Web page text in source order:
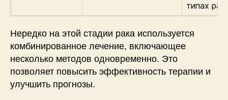
типах
Нередко на этой стадии рака используется
комбинированное лечение, включающее
несколько методов одновременно. Это
позволяет повысить эффективность терапии и
улучшить прогнозы.